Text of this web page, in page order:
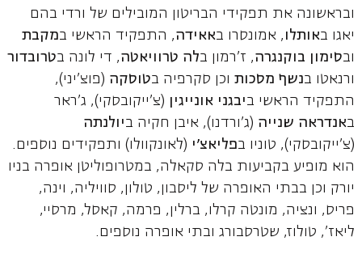
ובראשונה את תפקידי הבריטון המובילים של ורדי בהם
יאגו באותלו , אמונסרו באאידה, התפקיד הראשי במקבת
ובסימון בוקנגרה, ז'רמון בלה טרוויאטה, די לונה בטרובדור
ורנאטו בנשף מסכות וכן סקרפיה בטוסקה (פוצ'יני),
התפקיד הראשי ביבגני אונייגין (צ'ייקובסקי), ג'ראר
באנדראה שנייה (ג'ורדנו), איבן חקיה ביולנתה
(צ'ייקובסקי), טוניו בפליאצ'י (לאונקוולו) ותפקידים נוספים.
הוא מופיע בקביעות בלה סקאלה, במטרופוליטן אופרה בניו
יורק וכן בבתי האופרה של ליסבון, טולון, סוויליה, וינה,
פריס, ונציה, מונטה קרלו, ברלין, פרמה, קאסל, מרסיי,
ליאז', טולוז, שטרסבורג ובתי אופרה נוספים.